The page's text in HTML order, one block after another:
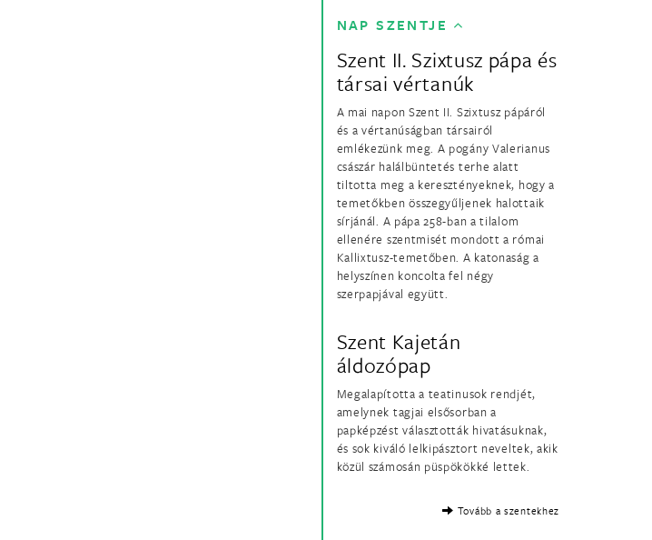
NAP SZENTJE
Szent II. Szixtusz pápa és
társai vértanúk
A mai napon Szent II. Szixtusz pápáról
és a vértanúságban társairól
emlékezünk meg. A pogány Valerianus
császár halálbüntetés terhe alatt
tiltotta meg a keresztényeknek, hogy a
temetőkben összegyűljenek halottaik
sírjánál. A pápa 258-ban a tilalom
ellenére szentmisét mondott a római
Kallixtusz-temetőben. A katonaság a
helyszínen koncolta fel négy
szerpapjával együtt.
Szent Kajetán
áldozópap
Megalapította a teatinusok rendjét,
amelynek tagjai elsősorban a
papképzést választották hivatásuknak,
és sok kiváló lelkipásztort neveltek, akik
közül számosán püspökökké lettek.
Tovább a szentekhez